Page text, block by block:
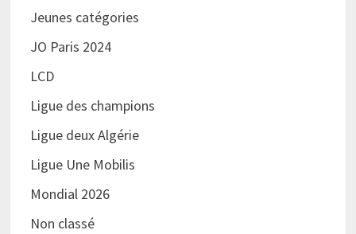
Jeunes catégories
JO Paris 2024
LCD
Ligue des champions
Ligue deux Algérie
Ligue Une Mobilis
Mondial 2026
Non classé